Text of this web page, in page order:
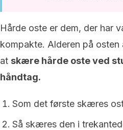
Hårde oste er dem, der har
kompakte. Alderen på
at skære hårde oste ved
håndtag.
Som det første skæres
Så skæres den i